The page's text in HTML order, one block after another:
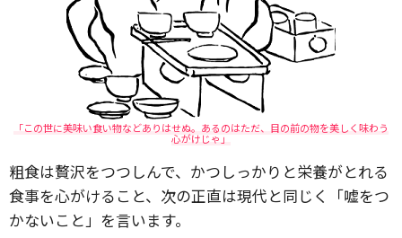
「この世に美味い食い物などありはせぬ。あるのはただ、目の前の物を美しく味わう
心がけじゃ」
粗食は贅沢をつつしんで、かつしっかりと栄養がとれる
食事を心がけること、次の正直は現代と同じく「嘘をつ
かないこと」を言います。